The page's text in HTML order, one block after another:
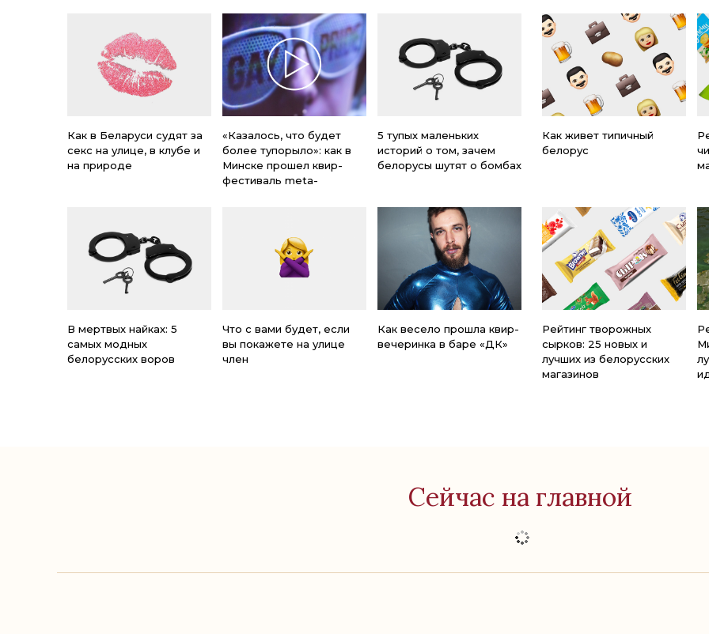
Как в Беларуси судят за
секс на улице, в клубе и
на природе
«Казалось, что будет
более тупорыло»: как в
Минске прошел квир-
фестиваль meta-
5 тупых маленьких
историй о том, зачем
белорусы шутят о бомбах
В мертвых найках: 5
самых модных
белорусских воров
Что с вами будет, если
вы покажете на улице
член
Как весело прошла квир-
вечеринка в баре «ДК»
Как живет типичный
белорус
Рейтинг творожных
сырков: 25 новых и
лучших из белорусских
магазинов
Сейчас на главной